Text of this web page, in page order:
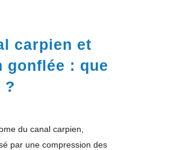
carpien et
gonflée : que
?
du canal carpien,
par une compression des